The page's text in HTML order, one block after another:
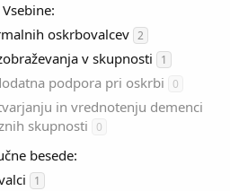
Vsebine:
oskrbovalcev 2
v skupnosti 1
podpora pri oskrbi 0
in vrednotenju demenci
skupnosti
0
besede:
1